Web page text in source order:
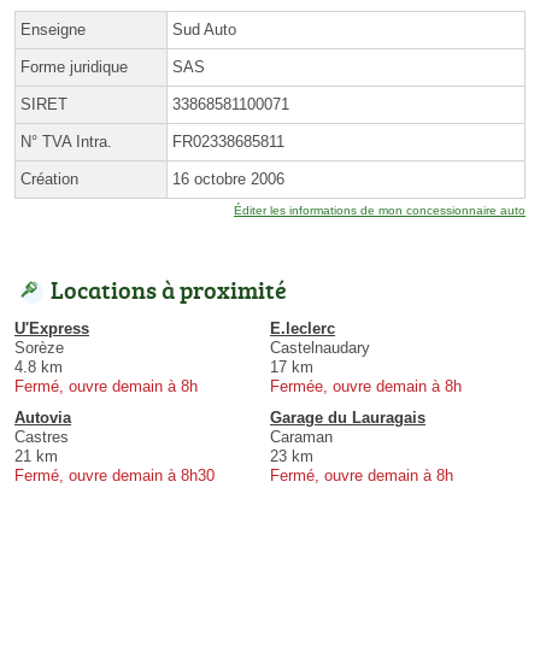
Enseigne Sud Auto
Forme juridique SAS
SIRET 33868581100071
N° TVA Intra. FR02338685811
Création 16 octobre 2006
Éditer les informations de mon concessionnaire auto
Locations à proximité
U'Express
Sorèze
4.8 km
Fermé, ouvre demain à 8h
E.leclerc
Castelnaudary
17 km
Fermée, ouvre demain à 8h
Autovia
Castres
21 km
Fermé, ouvre demain à 8h30
Garage du Lauragais
Caraman
23 km
Fermé, ouvre demain à 8h